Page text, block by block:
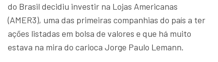
do Brasil decidiu investir na Lojas Americanas
(AMER3), uma das primeiras companhias do país a ter
ações listadas em bolsa de valores e que há muito
estava na mira do carioca Jorge Paulo Lemann.